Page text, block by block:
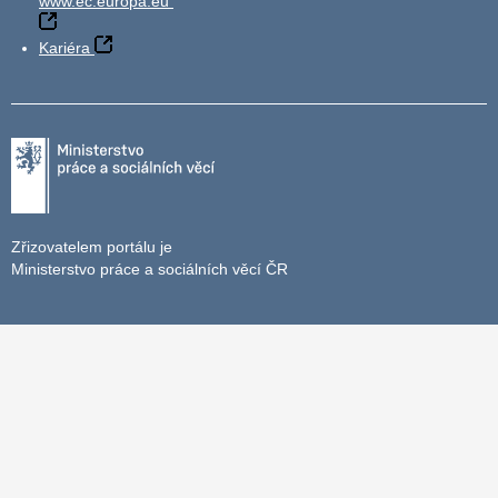
Kariéra
Zřizovatelem portálu je
Ministerstvo práce a sociálních věcí ČR